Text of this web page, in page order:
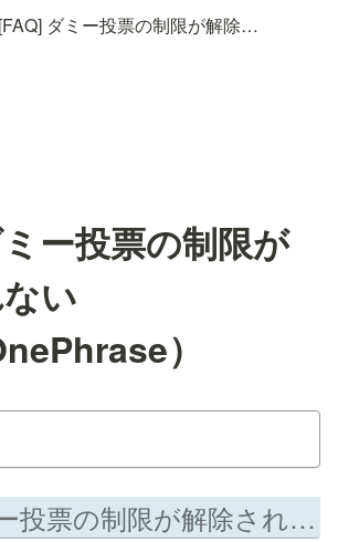
[FAQ] ダミー投票の制限が解除されない（#TheOnePhrase）
ー投票の制限が
い
）
[FAQ] ダミー投票の制限が解除されない（#TheOnePhrase）